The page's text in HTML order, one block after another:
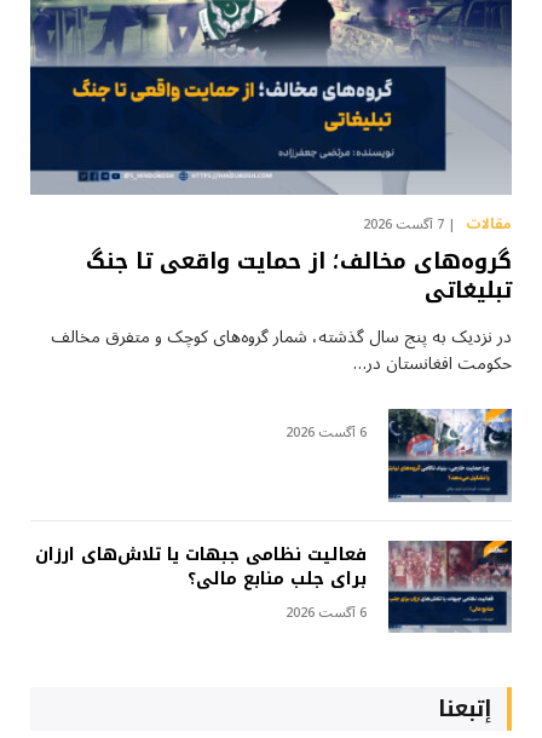
مقالات 7 آگست 2026
گروه‌های مخالف؛ از حمایت واقعی تا جنگ
تبلیغاتی
در نزدیک به پنج سال گذشته، شمار گروه‌های کوچک و متفرق مخالف
حکومت افغانستان در…
6 آگست 2026
فعالیت نظامی جبهات یا تلاش‌های ارزان
برای جلب منابع مالی؟
6 آگست 2026
إتبعنا